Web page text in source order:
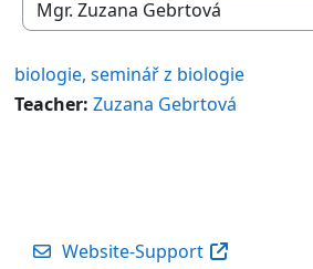
Kursbereiche
biologie, seminář z biologie
Teacher: Zuzana Gebrtová
Website-Support